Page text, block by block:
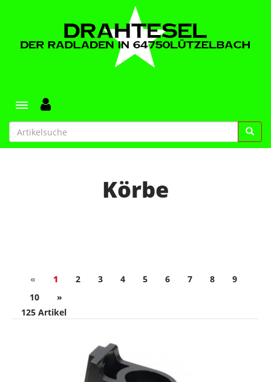
Toggle navigation
Körbe
« 1 2 3 4 5 6 7 8
9
10
»
125 Artikel